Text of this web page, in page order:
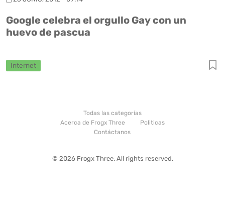
Google celebra el orgullo Gay con un
huevo de pascua
Internet
Todas las categorías
Acerca de Frogx Three
Politicas
Contáctanos
© 2026 Frogx Three. All rights reserved.